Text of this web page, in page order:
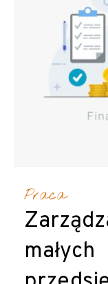
Praca
małych